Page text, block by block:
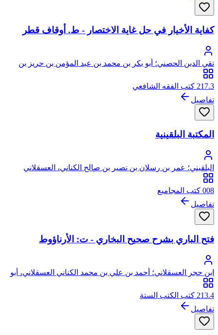
كفاية الأخيار في حل غاية الاختصار - ط. أوقاف قطر
تقي الدين الحصني؛ أبو بكر بن محمد بن عبد المؤمن بن حريز بن
معلى الحسيني الحصني، تقي الدين
217.3 كتب الفقه الشافعي
تفاصيل
المكتبة البلقينية
البلقيني؛ عمر بن رسلان بن نصير بن صالح الكناني، العسقلاني
الأصل، ثم البلقيني المصري الشافعي، أبو حفص، سراج الدين
008 كتب المجاميع
تفاصيل
فتح الباري بشرح صحيح البخاري - ت: الأرناؤوط
ابن حجر العسقلاني؛ أحمد بن علي بن محمد الكناني العسقلاني، أبو
الفضل، شهاب الدين، ابن حجر
213.4 كتب الكتب الستة
تفاصيل